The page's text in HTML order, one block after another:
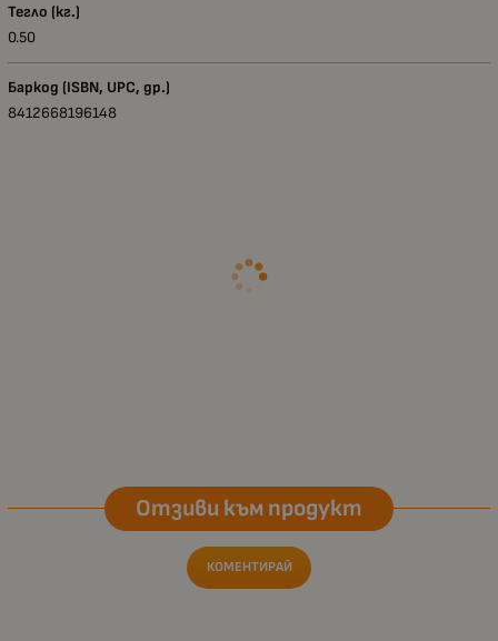
Тегло (кг.)
0.50
Баркод (ISBN, UPC, др.)
8412668196148
Отзиви към продукт
КОМЕНТИРАЙ